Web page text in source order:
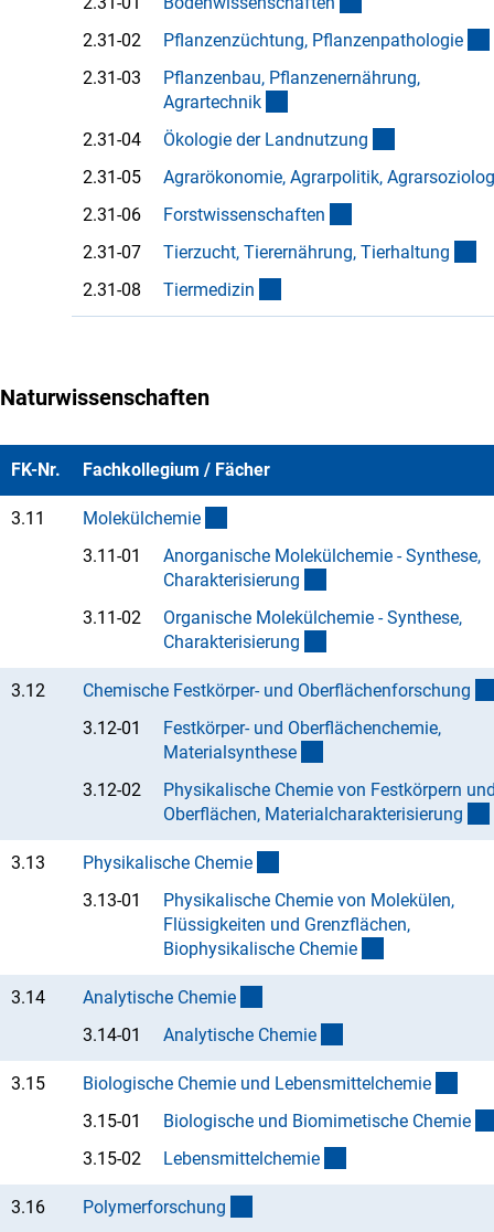
2.31-02
Pflanzenzüchtung, Pflanzenpathologie
2.31-03
Pflanzenbau, Pflanzenernährung,
Agrartechnik
2.31-04
Ökologie der Landnutzung
2.31-05
Agrarökonomie, Agrarpolitik,
2.31-06
Forstwissenschaften
2.31-07
Tierzucht, Tierernährung, Tierhaltung
2.31-08
Tiermedizin
Naturwissenschaften
FK-Nr. Fachkollegium / Fächer
3.11 Molekülchemie
3.11-01
Anorganische Molekülchemie - Synthese,
Charakterisierung
3.11-02
Organische Molekülchemie - Synthese,
Charakterisierung
3.12 Chemische Festkörper- und Oberflächenforschung
3.12-01
Festkörper- und Oberflächenchemie,
Materialsynthese
3.12-02
Physikalische Chemie von Festkörpern
Oberflächen, Materialcharakterisierung
3.13 Physikalische Chemie
3.13-01
Physikalische Chemie von Molekülen,
Flüssigkeiten und Grenzflächen,
Biophysikalische Chemie
3.14 Analytische Chemie
3.14-01
Analytische Chemie
3.15 Biologische Chemie und Lebensmittelchemie
3.15-01
Biologische und Biomimetische Chemie
3.15-02
Lebensmittelchemie
3.16 Polymerforschung